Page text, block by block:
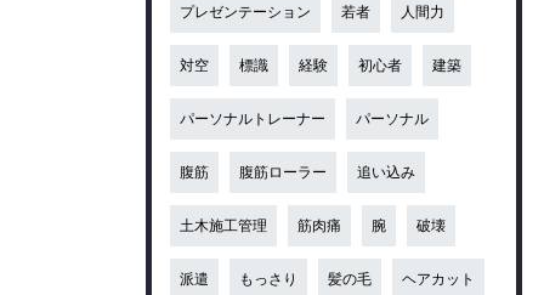
プレゼンテーション 若者 人間力
対空 標識 経験 初心者 建築
パーソナルトレーナー パーソナル
腹筋 腹筋ローラー 追い込み
土木施工管理 筋肉痛 腕 破壊
派遣 もっさり 髪の毛 ヘアカット